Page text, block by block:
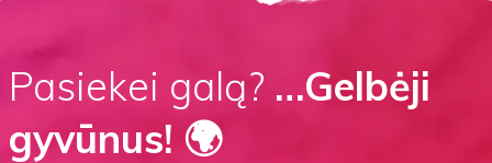
Pasiekei galą? …Gelbėji
gyvūnus! 🌍